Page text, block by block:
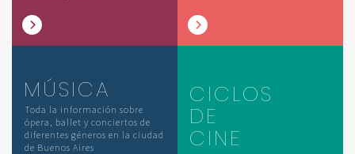
MÚSICA
Toda la información sobre
ópera, ballet y conciertos de
diferentes géneros en la ciudad
de Buenos Aires
CICLOS
DE
CINE